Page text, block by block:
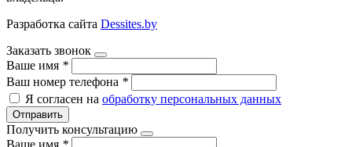
Разработка сайта Dessites.by
Заказать звонок
Ваше имя *
Ваш номер телефона *
Я согласен на обработку персональных данных
Отправить
Получить консультацию
Ваше имя *